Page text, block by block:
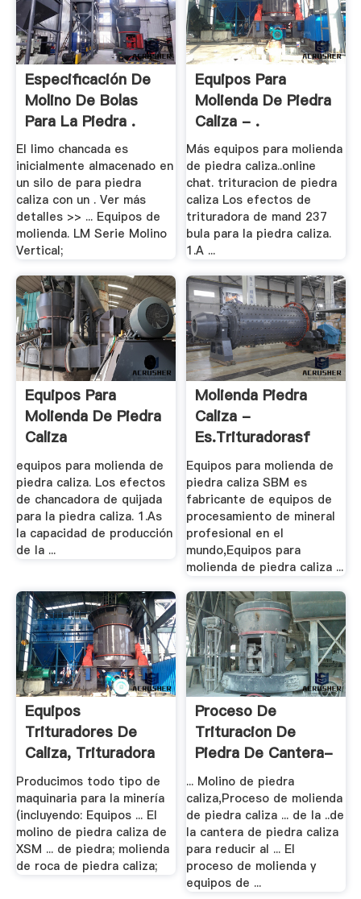
Especificación De
Molino De Bolas
Para La Piedra .
El limo chancada es
inicialmente almacenado en
un silo de para piedra
caliza con un . Ver más
detalles >> ... Equipos de
molienda. LM Serie Molino
Vertical;
Equipos Para
Molienda De Piedra
Caliza - .
Más equipos para molienda
de piedra caliza..online
chat. trituracion de piedra
caliza Los efectos de
trituradora de mand 237
bula para la piedra caliza.
1.A ...
Equipos Para
Molienda De Piedra
Caliza
equipos para molienda de
piedra caliza. Los efectos
de chancadora de quijada
para la piedra caliza. 1.As
la capacidad de producción
de la ...
Molienda Piedra
Caliza -
Es.trituradorasf
Equipos para molienda de
piedra caliza SBM es
fabricante de equipos de
procesamiento de mineral
profesional en el
mundo,Equipos para
molienda de piedra caliza ...
Equipos
Trituradores De
Caliza, Trituradora
De .
Producimos todo tipo de
maquinaria para la minería
(incluyendo: Equipos ... El
molino de piedra caliza de
XSM ... de piedra; molienda
de roca de piedra caliza;
Proceso De
Trituracion De
Piedra De Cantera-
XSM ...
... Molino de piedra
caliza,Proceso de molienda
de piedra caliza ... de la ..de
la cantera de piedra caliza
para reducir al ... El
proceso de molienda y
equipos de ...